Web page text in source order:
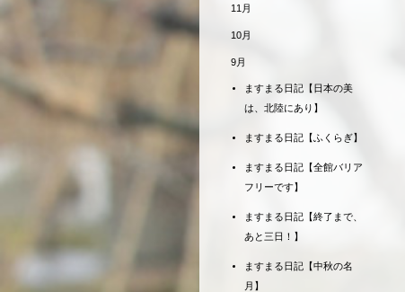
11月
10月
9月
ますまる日記【日本の美
は、北陸にあり】
ますまる日記【ふくらぎ】
ますまる日記【全館バリア
フリーです】
ますまる日記【終了まで、
あと三日！】
ますまる日記【中秋の名
月】